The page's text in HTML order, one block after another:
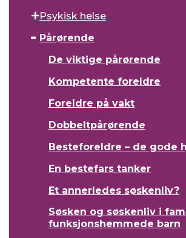
Psykisk helse
Pårørende
De viktige pårørende
Kompetente foreldre
Foreldre på vakt
Dobbeltpårørende
Besteforeldre – de gode
En bestefars tanker
Et annerledes søskenliv?
Søsken og søskenliv i
funksjonshemmede barn